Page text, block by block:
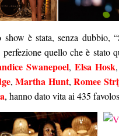
show è stata, senza dubbio,
perfezione quello che è stato
Swanepoel, Elsa Hosk
,Martha Hunt,Romee
, hanno dato vita ai 435